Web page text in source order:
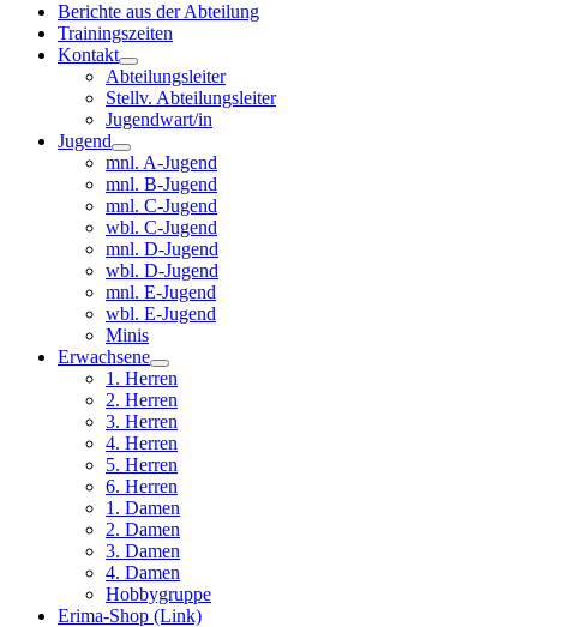
Berichte aus der Abteilung
Trainingszeiten
Kontakt
Abteilungsleiter
Stellv. Abteilungsleiter
Jugendwart/in
Jugend
mnl. A-Jugend
mnl. B-Jugend
mnl. C-Jugend
wbl. C-Jugend
mnl. D-Jugend
wbl. D-Jugend
mnl. E-Jugend
wbl. E-Jugend
Minis
Erwachsene
1. Herren
2. Herren
3. Herren
4. Herren
5. Herren
6. Herren
1. Damen
2. Damen
3. Damen
4. Damen
Hobbygruppe
Erima-Shop (Link)